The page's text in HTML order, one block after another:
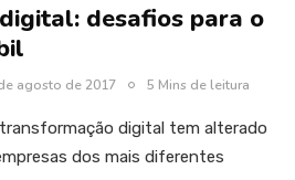
desafios para o
agosto de 2017 5 Mins de leitura
digital tem alterado
dos mais diferentes